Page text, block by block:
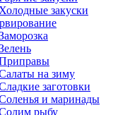
Холодные закуски
на зиму
заготовки
и маринады
рыбу